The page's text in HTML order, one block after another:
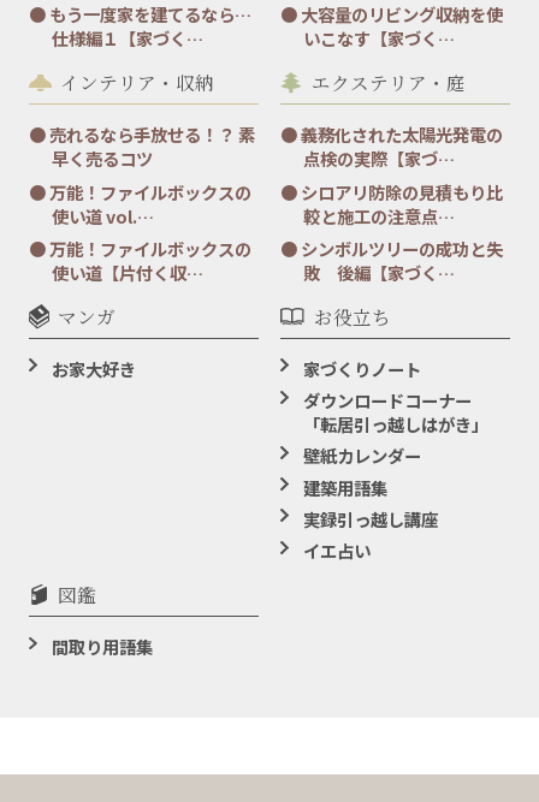
もう一度家を建てるなら…
仕様編１【家づく…
大容量のリビング収納を使
いこなす【家づく…
インテリア・収納
売れるなら手放せる！？ 素
早く売るコツ
万能！ファイルボックスの
使い道 vol.…
万能！ファイルボックスの
使い道【片付く収…
エクステリア・庭
義務化された太陽光発電の
点検の実際【家づ…
シロアリ防除の見積もり比
較と施工の注意点…
シンボルツリーの成功と失
敗 後編【家づく…
マンガ
お家大好き
お役立ち
家づくりノート
ダウンロードコーナー
「転居引っ越しはがき」
壁紙カレンダー
建築用語集
実録引っ越し講座
イエ占い
図鑑
間取り用語集